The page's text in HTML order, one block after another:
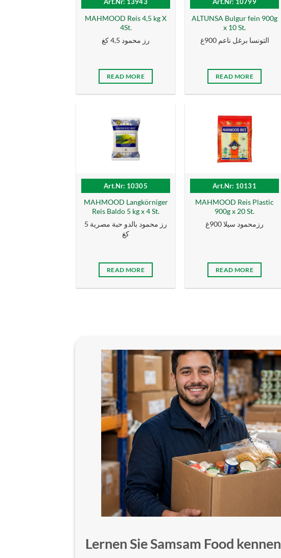
Art.Nr: 13943
MAHMOOD Reis 4,5 kg X
4St.
رز محمود 4,5 كغ
READ MORE
Art.Nr: 10799
ALTUNSA Bulgur fein 900g
x 10 St.
التونسا برغل ناعم 900غ
READ MORE
Art.Nr: 10305
MAHMOOD Langkörniger
Reis Baldo 5 kg x 4 St.
رز محمود بالدو حبة مصرية 5
كغ
READ MORE
Art.Nr: 10131
MAHMOOD Reis Plastic
900g x 20 St.
رزمحمود سيلا 900غ
READ MORE
Lernen Sie Samsam Food kennen